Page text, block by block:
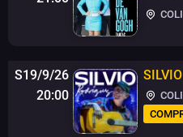
S19/9/26
20:00